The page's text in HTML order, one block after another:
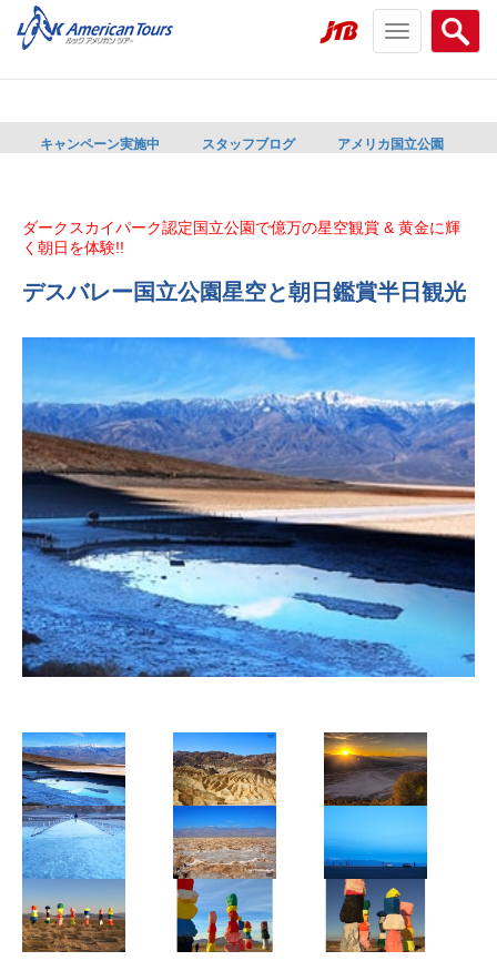
Search
menu
Toggle
navigation
キャンペーン実施中 スタッフブログ アメリカ国立公園
ダークスカイパーク認定国立公園で億万の星空観賞 & 黄金に輝
く朝日を体験!!
デスバレー国立公園星空と朝日鑑賞半日観光